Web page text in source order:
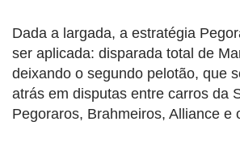
Dada a largada, a estratégia
ser aplicada: disparada total de
deixando o segundo pelotão, que
atrás em disputas entre carros da
Pegoraros, Brahmeiros, Alliance e